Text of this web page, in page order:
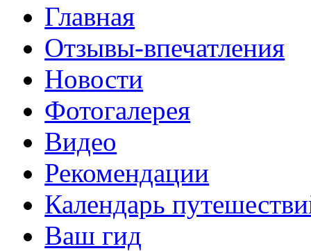
Главная
Отзывы-впечатления
Новости
Фотогалерея
Видео
Рекомендации
Календарь
Ваш гид